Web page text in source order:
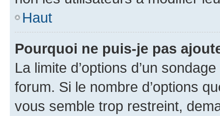
Haut
Pourquoi ne puis-je pas
La limite d’options d’un
forum. Si le nombre d’options
vous semble trop restreint,